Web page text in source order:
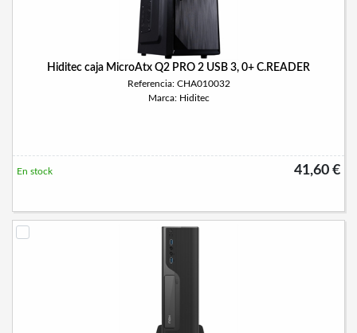
Hiditec caja MicroAtx Q2 PRO 2 USB 3, 0+ C.READER
Referencia: CHA010032
Marca: Hiditec
41,60 €
En stock